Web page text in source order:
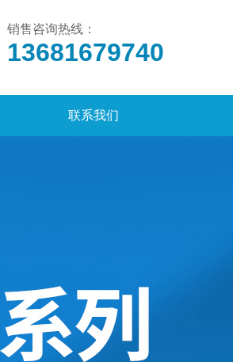
销售咨询热线：
13681679740
联系我们